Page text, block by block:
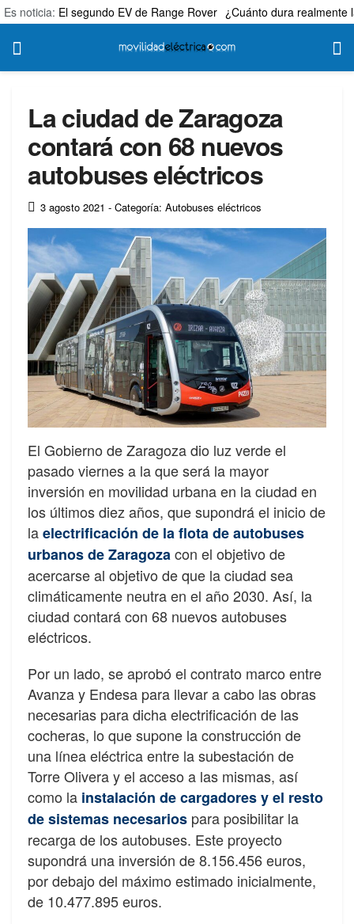
Es noticia: El segundo EV de Range Rover ¿Cuánto dura realmente
La ciudad de Zaragoza
contará con 68 nuevos
autobuses eléctricos
3 agosto 2021 - Categoría: Autobuses eléctricos
El Gobierno de Zaragoza dio luz verde el
pasado viernes a la que será la mayor
inversión en movilidad urbana en la ciudad en
los últimos diez años, que supondrá el inicio de
laelectrificación de la flota de autobuses
urbanos de Zaragozacon el objetivo de
acercarse al objetivo de que la ciudad sea
climáticamente neutra en el año 2030. Así, la
ciudad contará con 68 nuevos autobuses
eléctricos.
Por un lado, se aprobó el contrato marco entre
Avanza y Endesa para llevar a cabo las obras
necesarias para dicha electrificación de las
cocheras, lo que supone la construcción de
una línea eléctrica entre la subestación de
Torre Olivera y el acceso a las mismas, así
como la instalación de cargadores y el resto
de sistemas necesarios para posibilitar la
recarga de los autobuses. Este proyecto
supondrá una inversión de 8.156.456 euros,
por debajo del máximo estimado inicialmente,
de 10.477.895 euros.